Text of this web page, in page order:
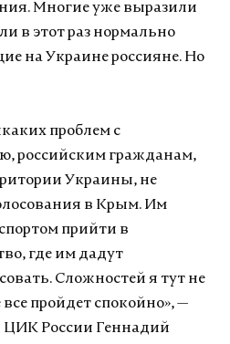
Многие уже выразили
в этот раз нормально
на Украине россияне. Но
проблем с
российским гражданам,
Украины, не
в Крым. Им
прийти в
где им дадут
Сложностей я тут не
пройдет спокойно», —
ЦИК России Геннадий